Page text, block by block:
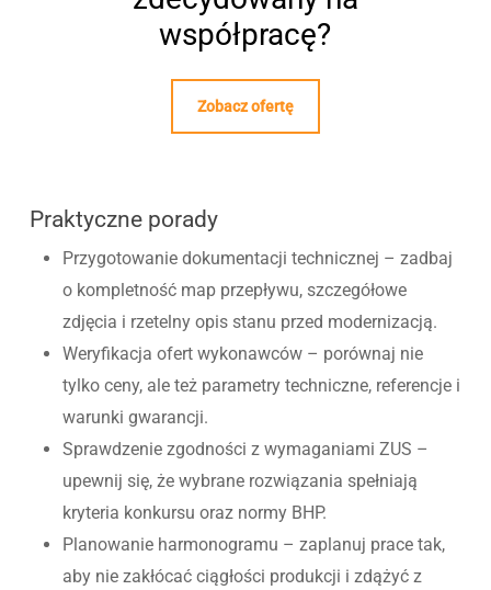
współpracę?
Zobacz ofertę
Praktyczne porady
Przygotowanie dokumentacji technicznej – zadbaj
o kompletność map przepływu, szczegółowe
zdjęcia i rzetelny opis stanu przed modernizacją.
Weryfikacja ofert wykonawców – porównaj nie
tylko ceny, ale też parametry techniczne, referencje i
warunki gwarancji.
Sprawdzenie zgodności z wymaganiami ZUS –
upewnij się, że wybrane rozwiązania spełniają
kryteria konkursu oraz normy BHP.
Planowanie harmonogramu – zaplanuj prace tak,
aby nie zakłócać ciągłości produkcji i zdążyć z